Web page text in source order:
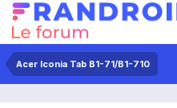
Acer Iconia Tab B1-71/B1-710